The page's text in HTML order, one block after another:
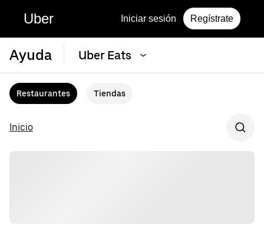
Uber Iniciar sesión Regístrate
Ayuda Uber Eats
Restaurantes Tiendas
Inicio